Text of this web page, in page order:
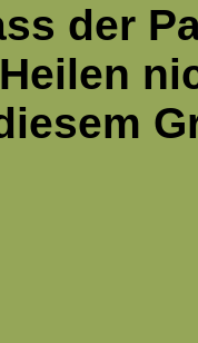
der
Heilen